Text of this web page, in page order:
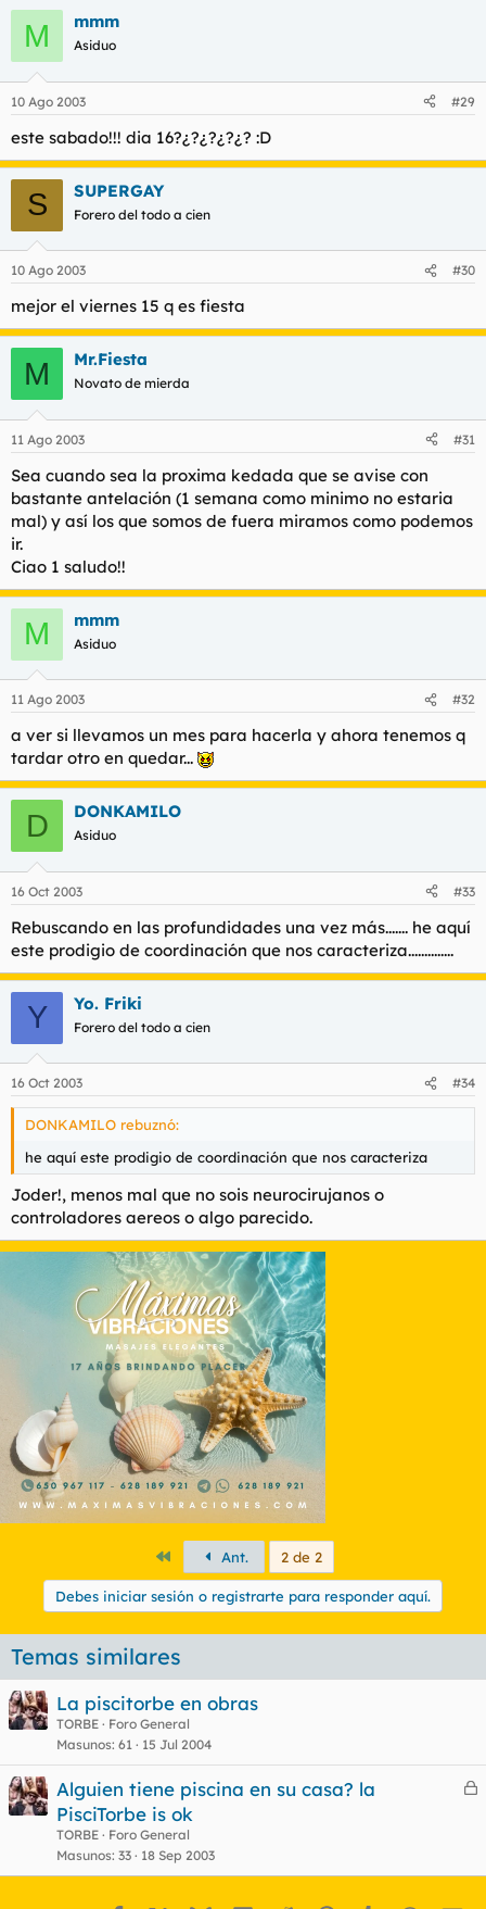
M mmm
Asiduo
10 Ago 2003 #29
este sabado!!! dia 16?¿?¿?¿?¿? :D
S SUPERGAY
Forero del todo a cien
10 Ago 2003 #30
mejor el viernes 15 q es fiesta
M Mr.Fiesta
Novato de mierda
11 Ago 2003 #31
Sea cuando sea la proxima kedada que se avise con
bastante antelación (1 semana como minimo no estaria
mal) y así los que somos de fuera miramos como podemos
ir.
Ciao 1 saludo!!
M mmm
Asiduo
11 Ago 2003 #32
a ver si llevamos un mes para hacerla y ahora tenemos q
tardar otro en quedar...
D DONKAMILO
Asiduo
16 Oct 2003 #33
Rebuscando en las profundidades una vez más....... he aquí
este prodigio de coordinación que nos caracteriza..............
Y Yo. Friki
Forero del todo a cien
16 Oct 2003 #34
DONKAMILO rebuznó:
he aquí este prodigio de coordinación que nos caracteriza
Joder!, menos mal que no sois neurocirujanos o
controladores aereos o algo parecido.
PrimeroAnt. 2 de 2
Debes iniciar sesión o registrarte para responder aquí.
Temas similares
La piscitorbe en obras
TORBE
Foro General
Masunos 61 15 Jul 2004
C
a
Alguien tiene piscina en su casa? la
PisciTorbe is ok
TORBE
Foro General
Masunos 33 18 Sep 2003